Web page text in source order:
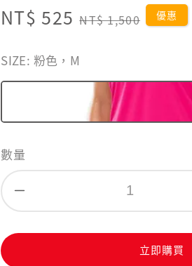
Sale
NT$ 525 Regular
NT$ 1,500 優惠
SIZE: 粉色，M
數量
立即購買